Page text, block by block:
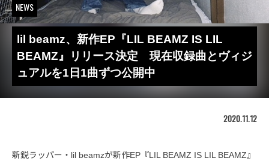
NEWS
lil beamz、新作EP『LIL BEAMZ IS LIL
BEAMZ』リリース決定 現在収録曲とヴィジ
ュアルを1日1曲ずつ公開中
2020.11.12
新鋭ラッパー・lil beamzが新作EP『LIL BEAMZ IS LIL BEAMZ』